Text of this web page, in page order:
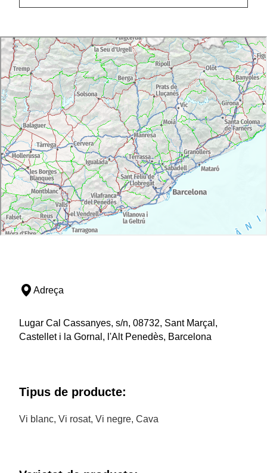
Adreça
Lugar Cal Cassanyes, s/n, 08732, Sant Marçal,
Castellet i la Gornal, l'Alt Penedès, Barcelona
Tipus de producte:
Vi blanc, Vi rosat, Vi negre, Cava